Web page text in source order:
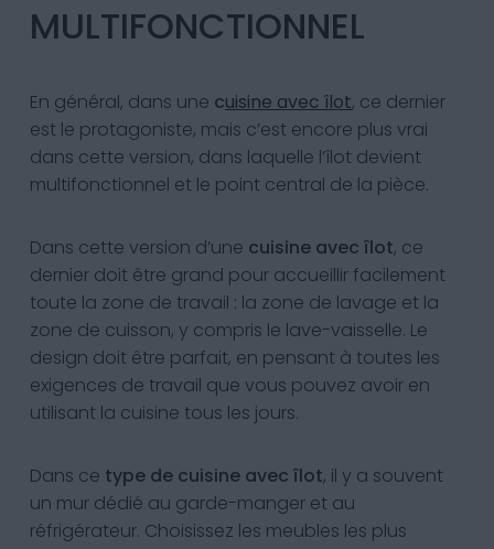
MULTIFONCTIONNEL
En général, dans une cuisine avec îlot, ce dernier
est le protagoniste, mais c’est encore plus vrai
dans cette version, dans laquelle l’îlot devient
multifonctionnel et le point central de la pièce.
Dans cette version d’une cuisine avec îlot, ce
dernier doit être grand pour accueillir facilement
toute la zone de travail : la zone de lavage et la
zone de cuisson, y compris le lave-vaisselle. Le
design doit être parfait, en pensant à toutes les
exigences de travail que vous pouvez avoir en
utilisant la cuisine tous les jours.
Dans ce type de cuisine avec îlot, il y a souvent
un mur dédié au garde-manger et au
réfrigérateur. Choisissez les meubles les plus